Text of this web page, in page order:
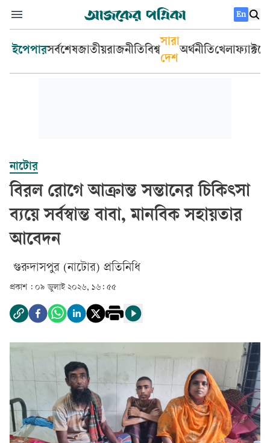
En
ইপেপারসর্বশেষজাতীয়রাজনীতিবিশ্ব
সারা
দেশ
অর্থনীতিখেলা
নাটোর
বিরল রোগে আক্রান্ত সন্তানের চিকিৎসা
ব্যয়ে সর্বস্বান্ত বাবা, মানবিক সহায়তার
আবেদন
গুরুদাসপুর (নাটোর) প্রতিনিধি
প্রকাশ : ০৯ জুলাই ২০২৬, ১৬: ৫৫